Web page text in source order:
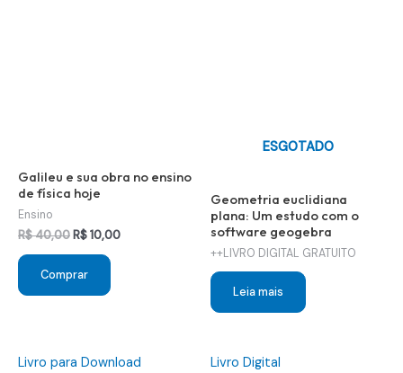
Galileu e sua obra no ensino
de física hoje
Ensino
R$40,00O
original
era:
R$ 40,00.
R$10,00O
Comprar
ESGOTADO
Geometria euclidiana
plana: Um estudo com o
software geogebra
++LIVRO DIGITAL GRATUITO
Leia mais
Livro para Download Livro Digital